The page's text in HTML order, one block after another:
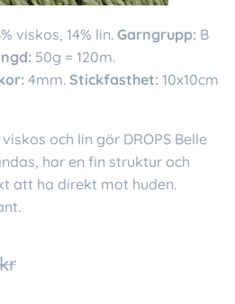
viskos, 14% lin.Garngrupp: B
50g = 120m.
4mm. Stickfasthet: 10x10cm
och lin gör DROPS Belle
har en fin struktur och
att ha direkt mot huden.